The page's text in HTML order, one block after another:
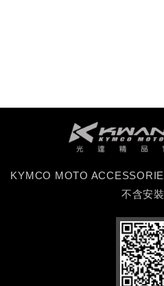
KYMCO MOTO
不含安